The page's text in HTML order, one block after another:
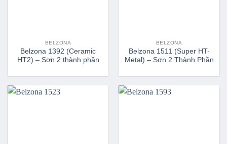
BELZONA
Belzona 1392 (Ceramic
HT2) – Sơn 2 thành phần
BELZONA
Belzona 1511 (Super HT-
Metal) – Sơn 2 Thành Phần